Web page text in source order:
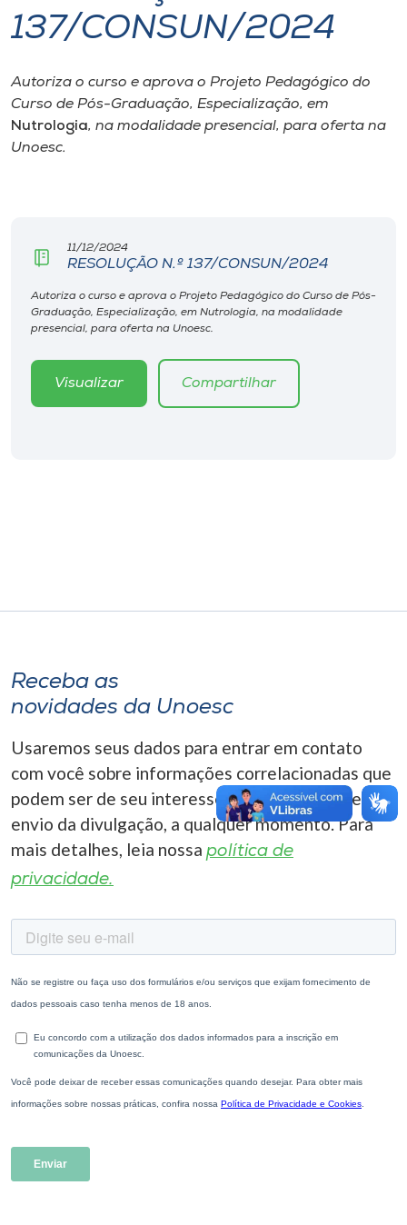
I.nova
Diplomados
Cultura
Biblioteca
Editora
Rádio
A+
137/CONSUN/2024
Autoriza o curso e aprova o Projeto Pedagógico do
Curso de Pós-Graduação, Especialização, em
Nutrologia, na modalidade presencial, para oferta na
Unoesc.
11/12/2024
RESOLUÇÃO N.º 137/CONSUN/2024
Autoriza o curso e aprova o Projeto Pedagógico do Curso de Pós-
Graduação, Especialização, em Nutrologia, na modalidade
presencial, para oferta na Unoesc.
Visualizar Compartilhar
Receba as
novidades da Unoesc
Usaremos seus dados para entrar em contato
com você sobre informações correlacionadas que
podem ser de seu interesse. Você pode cancelar o
envio da divulgação, a qualquer momento. Para
mais detalhes, leia nossa política de
privacidade.